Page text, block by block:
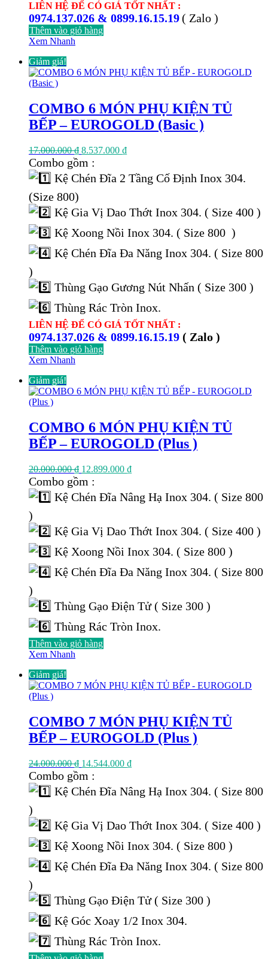
LIÊN HỆ ĐỂ CÓ GIÁ TỐT NHẤT :
0974.137.026 & 0899.16.15.19( Zalo )
Thêm vào giỏ hàng
Xem Nhanh
Giảm giá!
COMBO 6 MÓN PHỤ KIỆN TỦ
BẾP – EUROGOLD (Basic )
17.000.000₫ Giá
gốc
17.000.000 ₫.
8.537.000 ₫Giá
là:
Combo gồm :
Kệ Chén Đĩa 2 Tầng Cố Định Inox 304.
(Size 800)
Kệ Gia Vị Dao Thớt Inox 304. ( Size 400 )
Kệ Xoong Nồi Inox 304. ( Size 800 )
Kệ Chén Đĩa Đa Năng Inox 304. ( Size 800
)
Thùng Gạo Gương Nút Nhấn ( Size 300 )
Thùng Rác Tròn Inox.
LIÊN HỆ ĐỂ CÓ GIÁ TỐT NHẤT :
0974.137.026 & 0899.16.15.19 ( Zalo )
Thêm vào giỏ hàng
Xem Nhanh
Giảm giá!
COMBO 6 MÓN PHỤ KIỆN TỦ
BẾP – EUROGOLD (Plus )
20.000.000₫ Giá
gốc
20.000.000 ₫.
12.899.000 ₫Giá
là:
Combo gồm :
Kệ Chén Đĩa Nâng Hạ Inox 304. ( Size 800
)
Kệ Gia Vị Dao Thớt Inox 304. ( Size 400 )
Kệ Xoong Nồi Inox 304. ( Size 800 )
Kệ Chén Đĩa Đa Năng Inox 304. ( Size 800
)
Thùng Gạo Điện Tử ( Size 300 )
Thùng Rác Tròn Inox.
Thêm vào giỏ hàng
Xem Nhanh
Giảm giá!
COMBO 7 MÓN PHỤ KIỆN TỦ
BẾP – EUROGOLD (Plus )
24.000.000₫ Giá
gốc
24.000.000 ₫.
14.544.000 ₫Giá
là:
Combo gồm :
Kệ Chén Đĩa Nâng Hạ Inox 304. ( Size 800
)
Kệ Gia Vị Dao Thớt Inox 304. ( Size 400 )
Kệ Xoong Nồi Inox 304. ( Size 800 )
Kệ Chén Đĩa Đa Năng Inox 304. ( Size 800
)
Thùng Gạo Điện Tử ( Size 300 )
Kệ Góc Xoay 1/2 Inox 304.
Thùng Rác Tròn Inox.